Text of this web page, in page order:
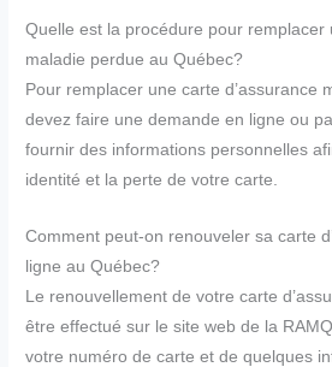
Quelle est la procédure pour remplacer
maladie perdue au Québec?
Pour remplacer une carte d’assurance
devez faire une demande en ligne ou
fournir des informations personnelles
identité et la perte de votre carte.
Comment peut-on renouveler sa carte
ligne au Québec?
Le renouvellement de votre carte
être effectué sur le site web de la
votre numéro de carte et de quelques